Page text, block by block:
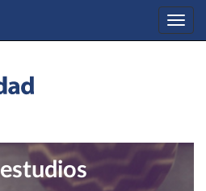
estudios